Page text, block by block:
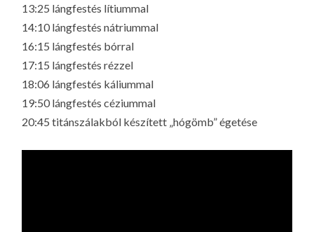
13:25 lángfestés lítiummal
14:10 lángfestés nátriummal
16:15 lángfestés bórral
17:15 lángfestés rézzel
18:06 lángfestés káliummal
19:50 lángfestés céziummal
20:45 titánszálakból készített „hógömb” égetése